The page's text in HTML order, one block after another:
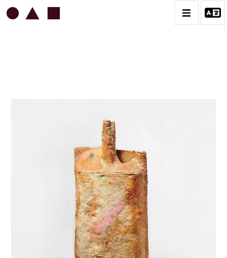
CATALOGUE DES OEUVRES
ART SACRÉ
BESTIAIRE
BOUQUETIÈRES
CÉRAMIQUE ARCHITECTURALE
CÉRAMIQUE DU QUOTIDIEN
COUPES ET PLATS
DIVERS
PERSONNAGES